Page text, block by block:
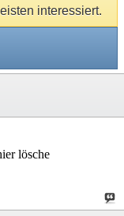
interessiert.
lösche